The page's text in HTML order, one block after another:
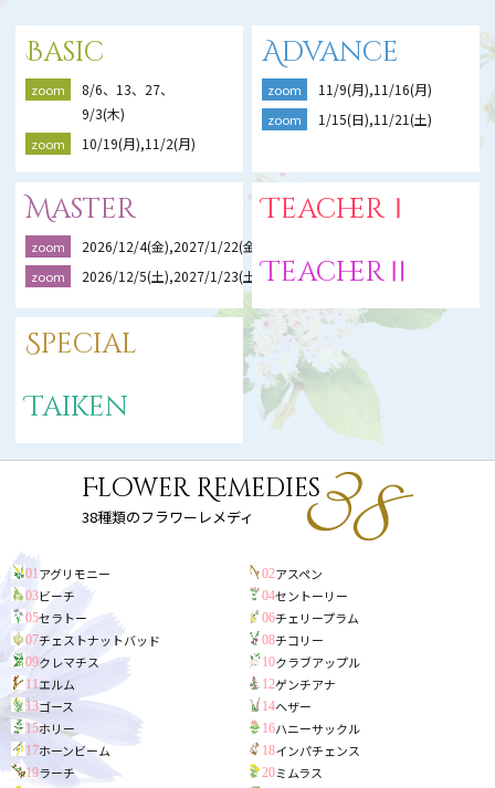
Basic
zoom
8/6、13、27、
9/3(木)
zoom 10/19(月),11/2(月)
Advance
zoom 11/9(月),11/16(月)
zoom 1/15(日),11/21(土)
Master
zoom 2026/12/4(金),2027/1/22(金),2/19(金)
zoom 2026/12/5(土),2027/1/23(土),2/20(土)
TeacherⅠ
TeacherⅡ
Special
Taiken
Flower Remedies
38種類のフラワーレメディ
01 アグリモニー 02アスペン
03ビーチ 04セントーリー
05セラトー 06チェリープラム
07チェストナットバッド 08チコリー
09クレマチス 10クラブアップル
11エルム 12ゲンチアナ
13ゴース 14ヘザー
15ホリー 16ハニーサックル
17ホーンビーム 18インパチェンス
19ラーチ 20ミムラス